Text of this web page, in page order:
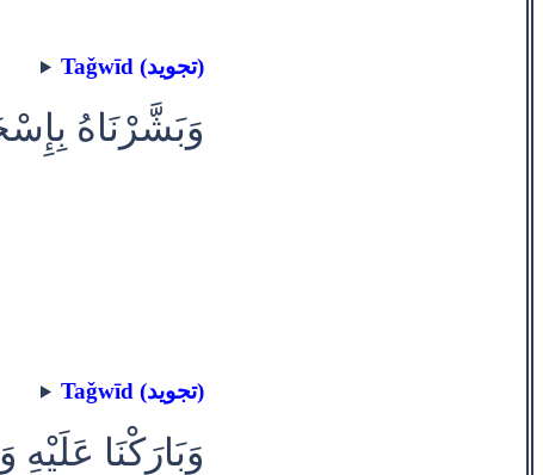
Taǧwīd (تجويد)
وَبَشَّرْنَاهُ
Taǧwīd (تجويد)
وَبَارَكْنَا